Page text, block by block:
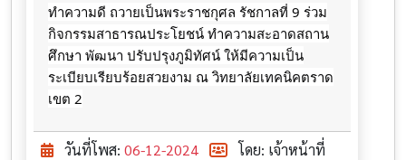
ทำความดี ถวายเป็นพระราชกุศล รัชกาลที่ 9 ร่วม
กิจกรรมสาธารณประโยชน์ ทำความสะอาดสถาน
ศึกษา พัฒนา ปรับปรุงภูมิทัศน์ ให้มีความเป็น
ระเบียบเรียบร้อยสวยงาม ณ วิทยาลัยเทคนิคตราด
เขต 2
วันที่โพส: 06-12-2024 โดย: เจ้าหน้าที่